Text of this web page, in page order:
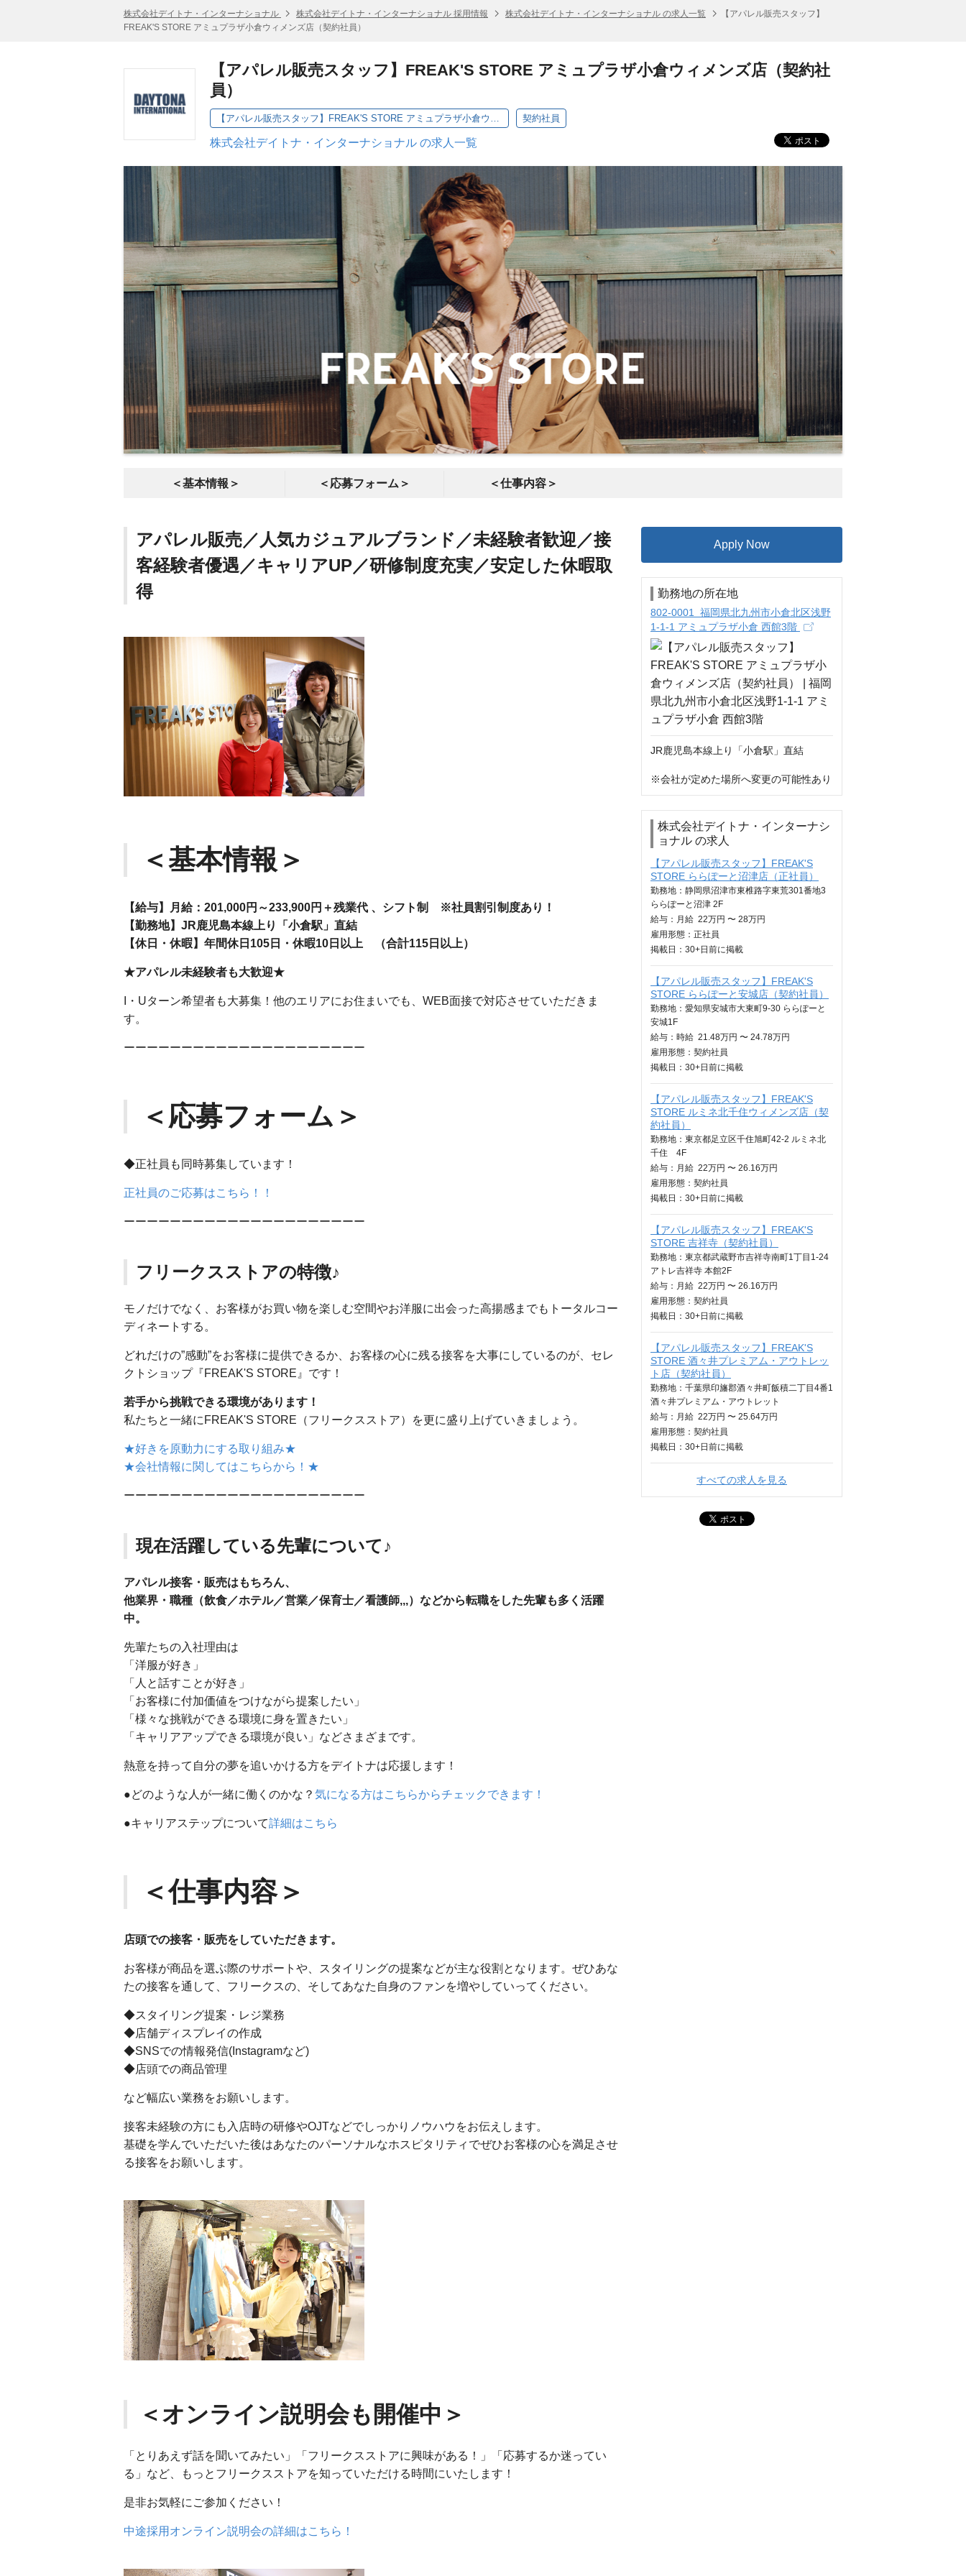
株式会社デイトナ・インターナショナル 株式会社デイトナ・インターナショナル 採用情報 株式会社デイトナ・インターナショナル の求人一覧
【アパレル販売スタッフ】
FREAK'S STORE アミュプラザ小倉ウィメンズ店（契約社員）
【アパレル販売スタッフ】FREAK'S STORE アミュプラザ小倉ウィメンズ店（契約社
員）
【アパレル販売スタッフ】FREAK'S STORE アミュプラザ小倉ウィメンズ店（契約社員） 契約社員
株式会社デイトナ・インターナショナル の求人一覧
＜基本情報＞ ＜応募フォーム＞ ＜仕事内容＞
アパレル販売／人気カジュアルブランド／未経験者歓迎／接
客経験者優遇／キャリアUP／研修制度充実／安定した休暇取
得
＜基本情報＞
【給与】月給：201,000円～233,900円＋残業代 、シフト制 ※社員割引制度あり！
【勤務地】JR鹿児島本線上り「小倉駅」直結
【休日・休暇】年間休日105日・休暇10日以上 （合計115日以上）
★アパレル未経験者も大歓迎★
I・Uターン希望者も大募集！他のエリアにお住まいでも、WEB面接で対応させていただきま
す。
ーーーーーーーーーーーーーーーーーーーーー
＜応募フォーム＞
◆正社員も同時募集しています！
正社員のご応募はこちら！！
ーーーーーーーーーーーーーーーーーーーーー
フリークスストアの特徴♪
モノだけでなく、お客様がお買い物を楽しむ空間やお洋服に出会った高揚感までもトータルコー
ディネートする。
どれだけの”感動”をお客様に提供できるか、お客様の心に残る接客を大事にしているのが、セレ
クトショップ『FREAK'S STORE』です！
若手から挑戦できる環境があります！
私たちと一緒にFREAK'S STORE（フリークスストア）を更に盛り上げていきましょう。
★好きを原動力にする取り組み★
★会社情報に関してはこちらから！★
ーーーーーーーーーーーーーーーーーーーーー
現在活躍している先輩について♪
アパレル接客・販売はもちろん、
他業界・職種（飲食／ホテル／営業／保育士／看護師,,,）などから転職をした先輩も多く活躍
中。
先輩たちの入社理由は
「洋服が好き」
「人と話すことが好き」
「お客様に付加価値をつけながら提案したい」
「様々な挑戦ができる環境に身を置きたい」
「キャリアアップできる環境が良い」などさまざまです。
熱意を持って自分の夢を追いかける方をデイトナは応援します！
●どのような人が一緒に働くのかな？ 気になる方はこちらからチェックできます！
●キャリアステップについて詳細はこちら
＜仕事内容＞
店頭での接客・販売をしていただきます。
お客様が商品を選ぶ際のサポートや、スタイリングの提案などが主な役割となります。ぜひあな
たの接客を通して、フリークスの、そしてあなた自身のファンを増やしていってください。
◆スタイリング提案・レジ業務
◆店舗ディスプレイの作成
◆SNSでの情報発信(Instagramなど)
◆店頭での商品管理
など幅広い業務をお願いします。
接客未経験の方にも入店時の研修やOJTなどでしっかりノウハウをお伝えします。
基礎を学んでいただいた後はあなたのパーソナルなホスピタリティでぜひお客様の心を満足させ
る接客をお願いします。
＜オンライン説明会も開催中＞
「とりあえず話を聞いてみたい」「フリークスストアに興味がある！」「応募するか迷ってい
る」など、もっとフリークスストアを知っていただける時間にいたします！
是非お気軽にご参加ください！
中途採用オンライン説明会の詳細はこちら！
Apply Now
勤務地の所在地
802-0001 福岡県北九州市小倉北区浅野
1-1-1 アミュプラザ小倉 西館3階
JR鹿児島本線上り「小倉駅」直結
※会社が定めた場所へ変更の可能性あり
株式会社デイトナ・インターナシ
ョナル の求人
【アパレル販売スタッフ】FREAK'S
STORE ららぽーと沼津店（正社員）
勤務地：静岡県沼津市東椎路字東荒301番地3
ららぽーと沼津 2F
給与： 月給 22万円 〜 28万円
雇用形態：正社員
掲載日： 30+日 前に掲載
【アパレル販売スタッフ】FREAK'S
STORE ららぽーと安城店（契約社員）
勤務地：愛知県安城市大東町9‐30 ららぽーと
安城1F
給与： 時給 21.48万円 〜 24.78万円
雇用形態：契約社員
掲載日： 30+日 前に掲載
【アパレル販売スタッフ】FREAK'S
STORE ルミネ北千住ウィメンズ店（契
約社員）
勤務地：東京都足立区千住旭町42-2 ルミネ北
千住 4F
給与： 月給 22万円 〜 26.16万円
雇用形態：契約社員
掲載日： 30+日 前に掲載
【アパレル販売スタッフ】FREAK'S
STORE 吉祥寺（契約社員）
勤務地：東京都武蔵野市吉祥寺南町1丁目1-24
アトレ吉祥寺 本館2F
給与： 月給 22万円 〜 26.16万円
雇用形態：契約社員
掲載日： 30+日 前に掲載
【アパレル販売スタッフ】FREAK'S
STORE 酒々井プレミアム・アウトレッ
ト店（契約社員）
勤務地：千葉県印旛郡酒々井町飯積二丁目4番1
酒々井プレミアム・アウトレット
給与： 月給 22万円 〜 25.64万円
雇用形態：契約社員
掲載日： 30+日 前に掲載
すべての求人を見る